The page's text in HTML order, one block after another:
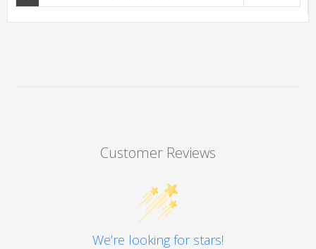
Customer Reviews
We’re looking for stars!